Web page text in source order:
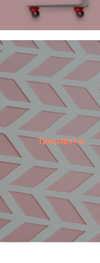
Трафареты